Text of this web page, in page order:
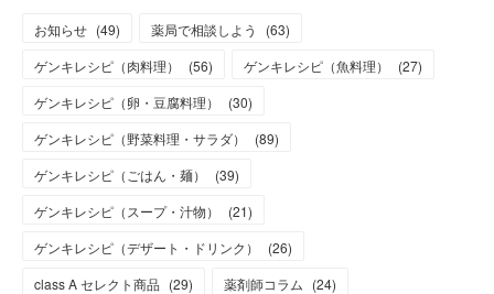
お知らせ (49) 薬局で相談しよう (63)
ゲンキレシピ（肉料理）
(56) ゲンキレシピ（魚料理） (27)
ゲンキレシピ（卵・豆腐料理）
(30)
ゲンキレシピ（野菜料理・サラダ）
(89)
ゲンキレシピ（ごはん・麺）
(39)
ゲンキレシピ（スープ・汁物）
(21)
ゲンキレシピ（デザート・ドリンク）
(26)
class A セレクト商品 (29) 薬剤師コラム (24)